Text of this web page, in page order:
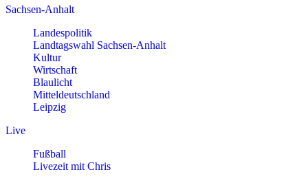
Sachsen-Anhalt
Landespolitik
Landtagswahl Sachsen-Anhalt
Kultur
Wirtschaft
Blaulicht
Mitteldeutschland
Leipzig
Live
Fußball
Livezeit mit Chris